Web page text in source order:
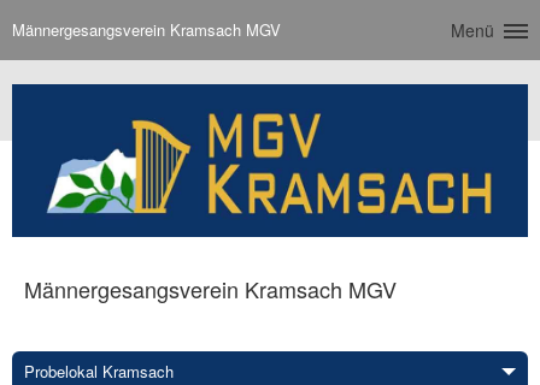
Männergesangsverein Kramsach MGV Menü
Männergesangsverein Kramsach MGV
Probelokal Kramsach